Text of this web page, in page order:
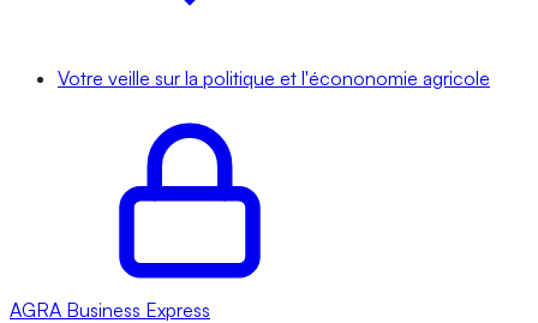
Votre veille sur la politique et l'écononomie agricole
AGRA Business Express